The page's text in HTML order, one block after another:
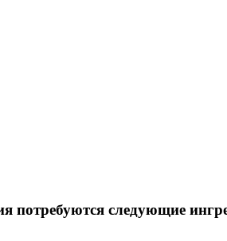
потребуются следующие